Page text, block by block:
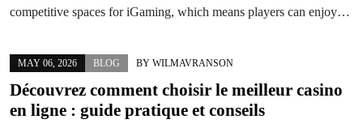
competitive spaces for iGaming, which means players can enjoy…
MAY 06, 2026 BLOG BY WILMAVRANSON
Découvrez comment choisir le meilleur casino
en ligne : guide pratique et conseils